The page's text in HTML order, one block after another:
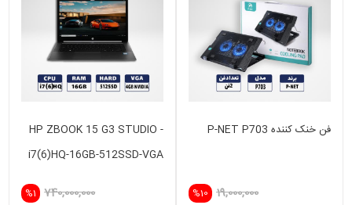
فن خنک کننده P-NET P703
%10 19,000,000
HP ZBOOK 15 G3 STUDIO -
i7(6)HQ-16GB-512SSD-VGA
%1 740,000,000